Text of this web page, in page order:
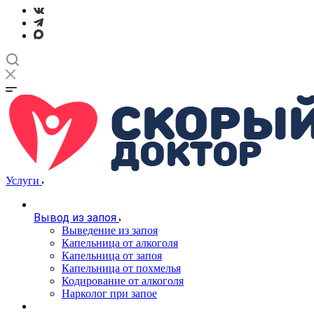
Услуги
Вывод из запоя
Выведение из запоя
Капельница от алкоголя
Капельница от запоя
Капельница от похмелья
Кодирование от алкоголя
Нарколог при запое